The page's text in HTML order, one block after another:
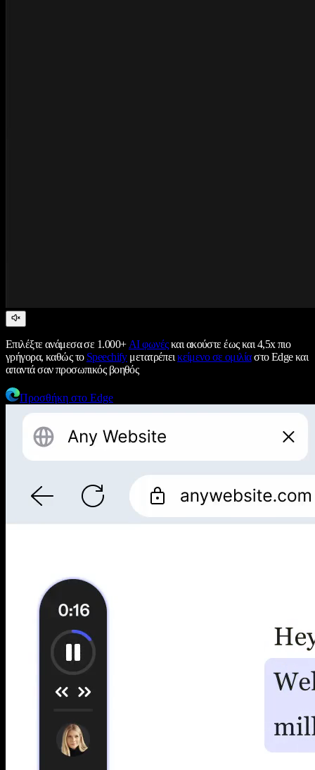
Επιλέξτε ανάμεσα σε 1.000+ AI φωνέςκαι ακούστε έως και 4,5x πιο
γρήγορα, καθώς το Speechifyμετατρέπεικείμενο σε ομιλίαστο Edge και
απαντά σαν προσωπικός βοηθός
Προσθήκη στο Edge